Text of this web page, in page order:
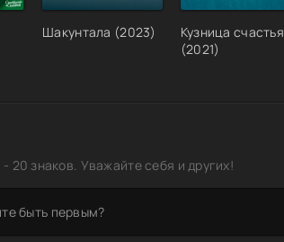
Шакунтала (2023)
Кузница счастья
(2021)
знаков. Уважайте себя и других!
быть первым?